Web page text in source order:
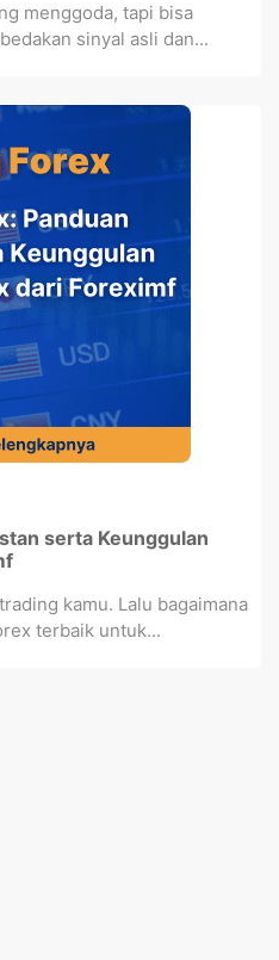
menggoda, tapi bisa
sinyal asli dan...
serta Keunggulan
kamu. Lalu bagaimana
terbaik untuk...